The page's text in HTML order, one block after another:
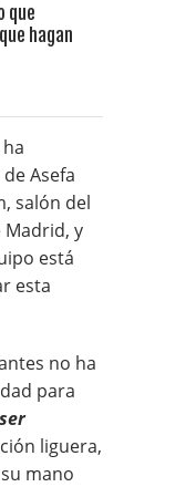
ha
Asefa
salón del
y
está
esta
no ha
para
liguera,
mano